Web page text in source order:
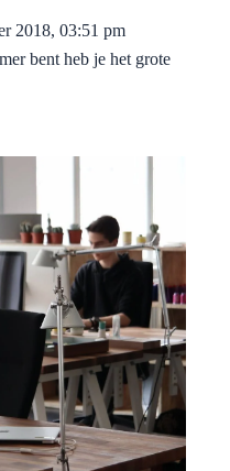
2018, 03:51 pm
bent heb je het grote